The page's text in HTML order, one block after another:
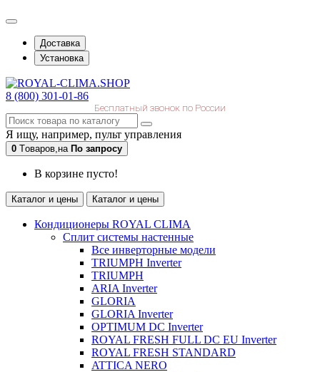
Доставка
Установка
8 (800) 301-01-86
Бесплатный звонок по России
Я ищу, например, пульт управления
0 Tоваров,на По запросу
В корзине пусто!
Каталог и цены Каталог и цены
Кондиционеры ROYAL CLIMA
Сплит системы настенные
Все инверторные модели
TRIUMPH Inverter
TRIUMPH
ARIA Inverter
GLORIA
GLORIA Inverter
OPTIMUM DC Inverter
ROYAL FRESH FULL DC EU Inverter
ROYAL FRESH STANDARD
ATTICA NERO